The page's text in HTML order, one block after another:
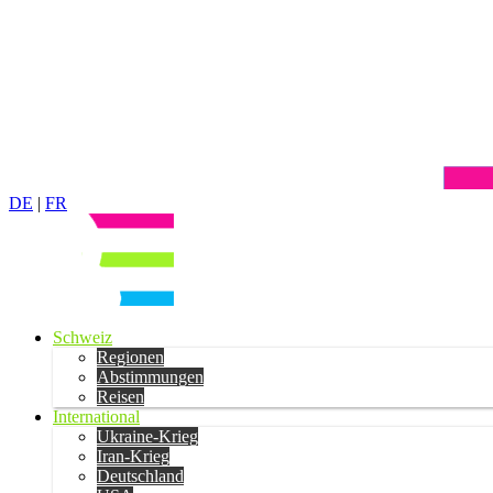
DE | FR
Schweiz
Regionen
Abstimmungen
Reisen
International
Ukraine-Krieg
Iran-Krieg
Deutschland